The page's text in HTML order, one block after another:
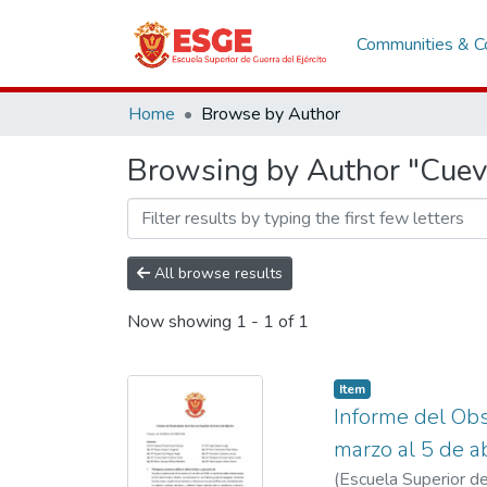
Communities &
Home Browse by Author
Browsing by Author
All browse results
Now showing 1 - 1 of 1
Item
Informe del
marzo al 5 de
(Escuela Superior